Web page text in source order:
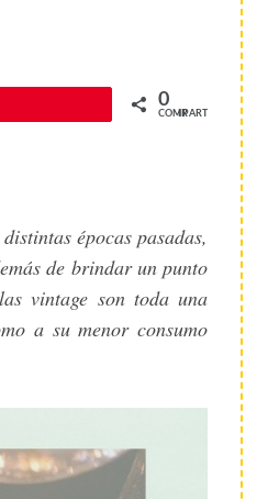
0
COMPARTIR
épocas pasadas,
de brindar un punto
vintage son toda una
a su menor consumo